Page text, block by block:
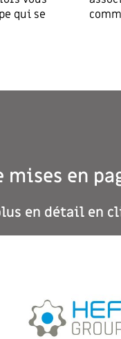
qui se
mises en
en détail en